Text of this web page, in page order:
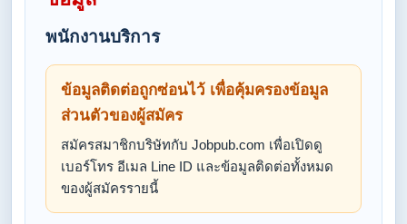
พนักงานบริการ
ข้อมูลติดต่อถูกซ่อนไว้ เพื่อคุ้มครองข้อมูล
ส่วนตัวของผู้สมัคร
สมัครสมาชิกบริษัทกับ Jobpub.com เพื่อเปิดดู
เบอร์โทร อีเมล Line ID และข้อมูลติดต่อทั้งหมด
ของผู้สมัครรายนี้